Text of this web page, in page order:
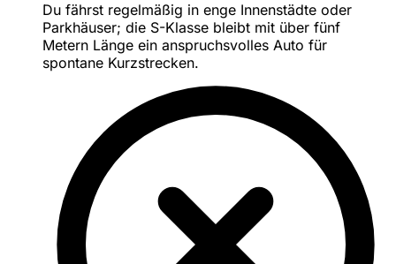
Du fährst regelmäßig in enge Innenstädte oder
Parkhäuser; die S-Klasse bleibt mit über fünf
Metern Länge ein anspruchsvolles Auto für
spontane Kurzstrecken.